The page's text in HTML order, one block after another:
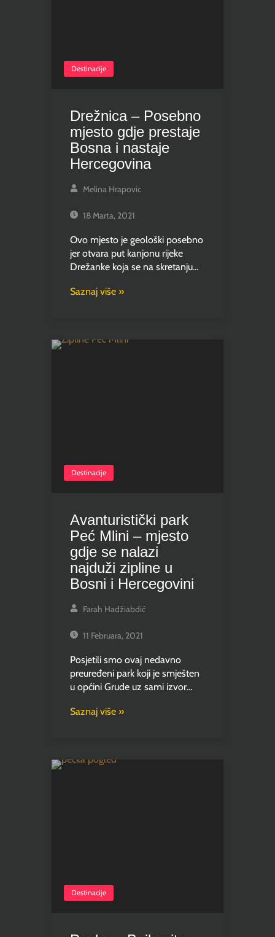
Destinacije
Drežnica – Posebno
mjesto gdje prestaje
Bosna i nastaje
Hercegovina
Melina Hrapovic
18 Marta, 2021
Ovo mjesto je geološki posebno
jer otvara put kanjonu rijeke
Drežanke koja se na skretanju…
Saznaj više »
Destinacije
Avanturistički park
Peć Mlini – mjesto
gdje se nalazi
najduži zipline u
Bosni i Hercegovini
Farah Hadžiabdić
11 Februara, 2021
Posjetili smo ovaj nedavno
preuređeni park koji je smješten
u općini Grude uz sami izvor…
Saznaj više »
Destinacije